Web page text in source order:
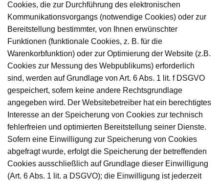
Cookies, die zur Durchführung des elektronischen
Kommunikationsvorgangs (notwendige Cookies) oder zur
Bereitstellung bestimmter, von Ihnen erwünschter
Funktionen (funktionale Cookies, z. B. für die
Warenkorbfunktion) oder zur Optimierung der Website (z.B.
Cookies zur Messung des Webpublikums) erforderlich
sind, werden auf Grundlage von Art. 6 Abs. 1 lit. f DSGVO
gespeichert, sofern keine andere Rechtsgrundlage
angegeben wird. Der Websitebetreiber hat ein berechtigtes
Interesse an der Speicherung von Cookies zur technisch
fehlerfreien und optimierten Bereitstellung seiner Dienste.
Sofern eine Einwilligung zur Speicherung von Cookies
abgefragt wurde, erfolgt die Speicherung der betreffenden
Cookies ausschließlich auf Grundlage dieser Einwilligung
(Art. 6 Abs. 1 lit. a DSGVO); die Einwilligung ist jederzeit